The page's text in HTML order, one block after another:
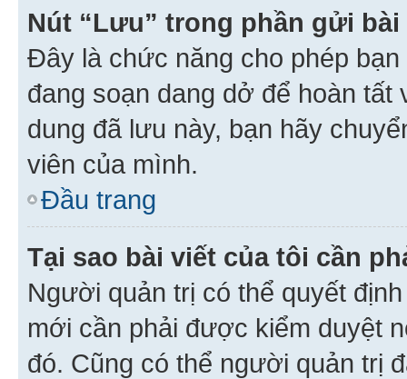
Nút “Lưu” trong phần gửi
Đây là chức năng cho phép
đang soạn dang dở để hoàn
dung đã lưu này, bạn hãy
viên của mình.
Đầu trang
Tại sao bài viết của tôi cần
Người quản trị có thể quyết
mới cần phải được kiểm duyệt
đó. Cũng có thể người quản trị